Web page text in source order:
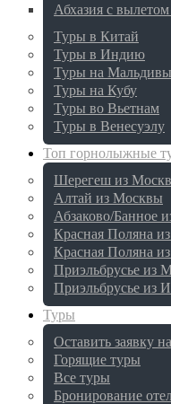
Абхазия с
Туры в Китай
Туры в Индию
Туры на Мальдивы
Туры на Кубу
Туры во Вьетнам
Туры в Венесуэлу
Топ горнолыжные
Шерегеш из
Алтай из Москвы
Абзаково/Банное
Красная Поляна
Красная Поляна
Приэльбрусье из
Приэльбрусье из
Туры
Оставить заявку
Горящие туры
Все туры
Бронирование